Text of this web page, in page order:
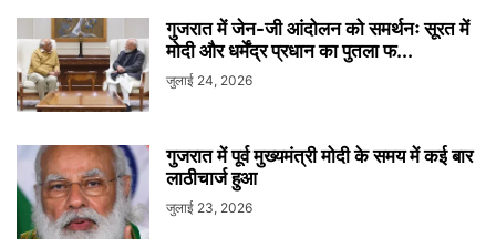
गुजरात में जेन-जी आंदोलन को समर्थनः सूरत में
मोदी और धर्मेंद्र प्रधान का पुतला फ...
जुलाई 24, 2026
गुजरात में पूर्व मुख्यमंत्री मोदी के समय में कई बार
लाठीचार्ज हुआ
जुलाई 23, 2026